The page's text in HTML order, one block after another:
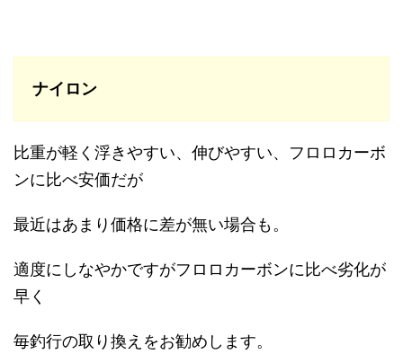
ナイロン
比重が軽く浮きやすい、伸びやすい、フロロカーボ
ンに比べ安価だが
最近はあまり価格に差が無い場合も。
適度にしなやかですがフロロカーボンに比べ劣化が
早く
毎釣行の取り換えをお勧めします。